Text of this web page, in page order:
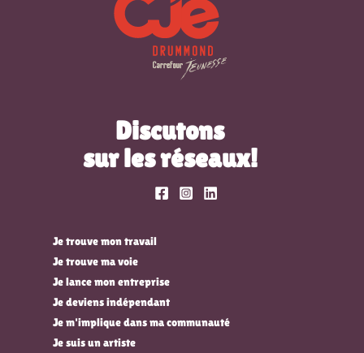
Discutons
sur les réseaux!
Je trouve mon travail
Je trouve ma voie
Je lance mon entreprise
Je deviens indépendant
Je m'implique dans ma communauté
Je suis un artiste